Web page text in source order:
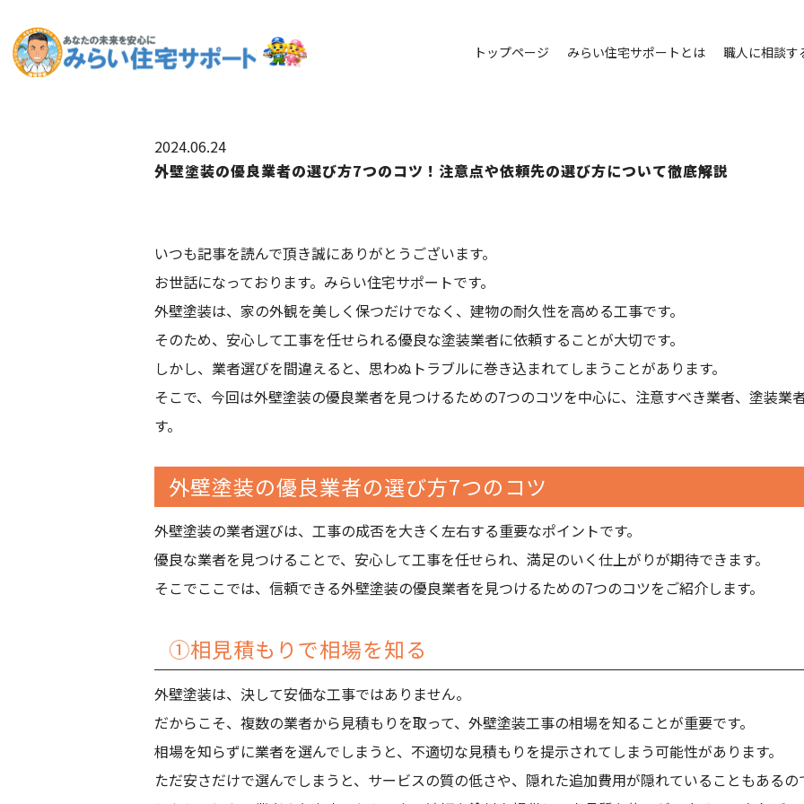
トップページ みらい住宅サポートとは 職人に相談す
2024.06.24
外壁塗装の優良業者の選び方7つのコツ！注意点や依頼先の選び方について徹底解説
いつも記事を読んで頂き誠にありがとうございます。
お世話になっております。みらい住宅サポートです。
外壁塗装は、家の外観を美しく保つだけでなく、建物の耐久性を高める工事です。
そのため、安心して工事を任せられる優良な塗装業者に依頼することが大切です。
しかし、業者選びを間違えると、思わぬトラブルに巻き込まれてしまうことがあります。
そこで、今回は外壁塗装の優良業者を見つけるための7つのコツを中心に、注意すべき業者、塗装業
す。
外壁塗装の優良業者の選び方7つのコツ
外壁塗装の業者選びは、工事の成否を大きく左右する重要なポイントです。
優良な業者を見つけることで、安心して工事を任せられ、満足のいく仕上がりが期待できます。
そこでここでは、信頼できる外壁塗装の優良業者を見つけるための7つのコツをご紹介します。
①相見積もりで相場を知る
外壁塗装は、決して安価な工事ではありません。
だからこそ、複数の業者から見積もりを取って、外壁塗装工事の相場を知ることが重要です。
相場を知らずに業者を選んでしまうと、不適切な見積もりを提示されてしまう可能性があります。
ただ安さだけで選んでしまうと、サービスの質の低さや、隠れた追加費用が隠れていることもあるの